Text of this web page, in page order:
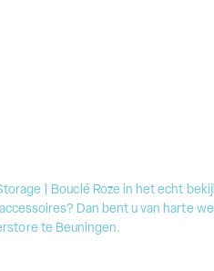
| Bouclé Roze in het echt
Dan bent u van harte
te Beuningen.